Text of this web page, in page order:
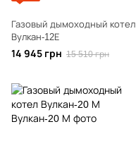
Газовый дымоходный котел
Вулкан-12Е
14 945 грн 15 510 грн